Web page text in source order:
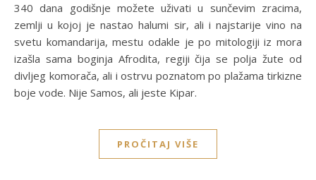
340 dana godišnje možete uživati u sunčevim zracima,
zemlji u kojoj je nastao halumi sir, ali i najstarije vino na
svetu komandarija, mestu odakle je po mitologiji iz mora
izašla sama boginja Afrodita, regiji čija se polja žute od
divljeg komorača, ali i ostrvu poznatom po plažama tirkizne
boje vode. Nije Samos, ali jeste Kipar.
PROČITAJ VIŠE